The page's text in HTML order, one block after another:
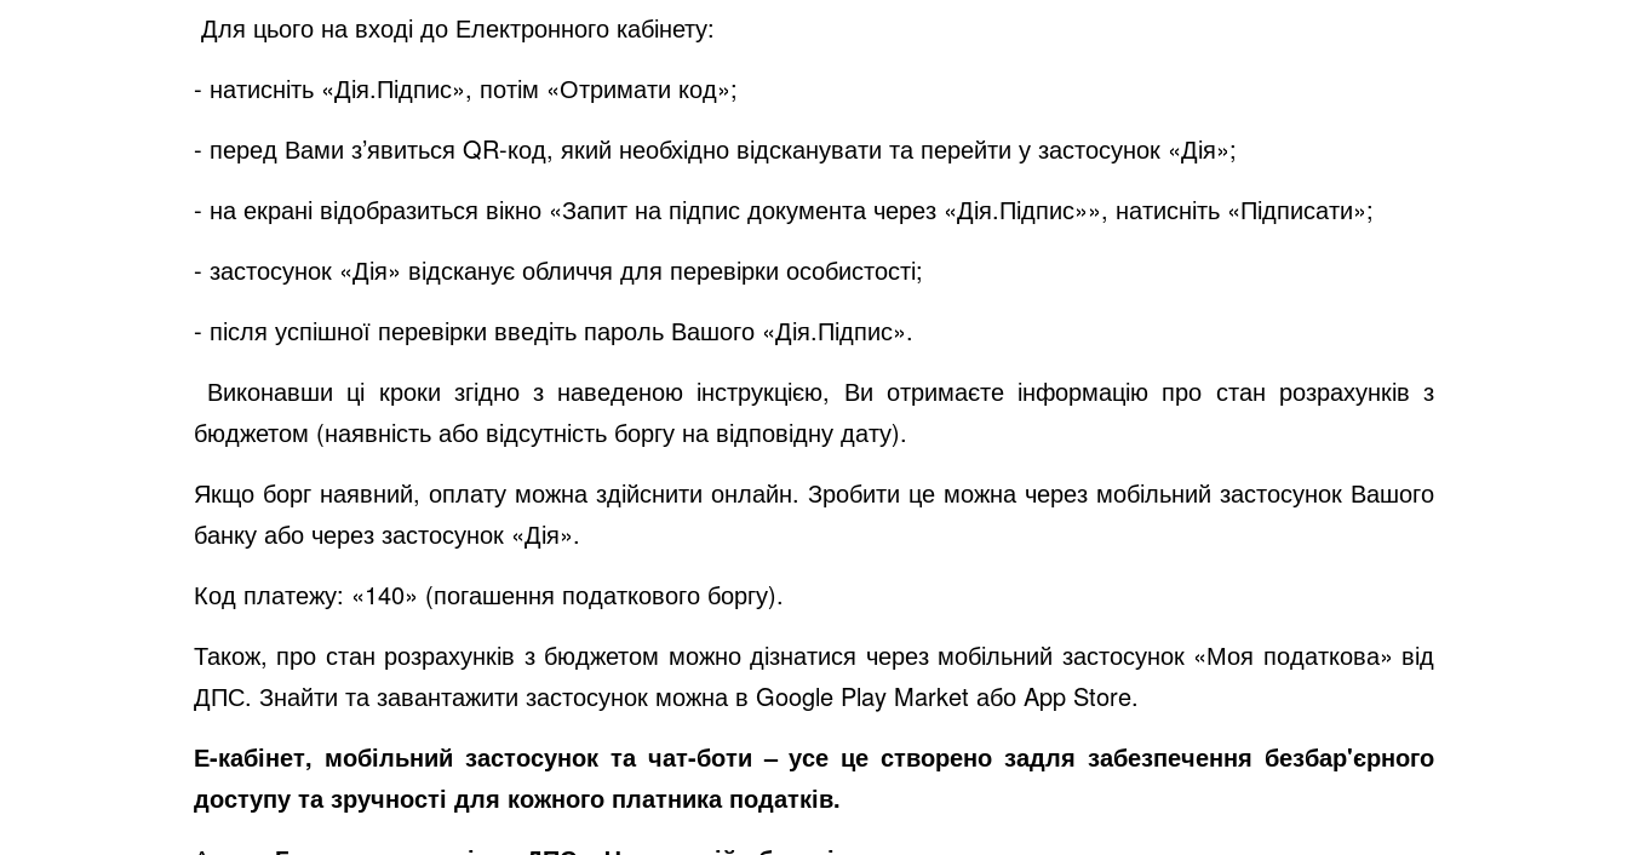
Для цього на вході до Електронного кабінету:
- натисніть «Дія.Підпис», потім «Отримати код»;
- перед Вами з’явиться QR-код, який необхідно відсканувати та перейти у застосунок «Дія»;
- на екрані відобразиться вікно «Запит на підпис документа через «Дія.Підпис»», натисніть «Підписати»;
- застосунок «Дія» відсканує обличчя для перевірки особистості;
- після успішної перевірки введіть пароль Вашого «Дія.Підпис».
Виконавши ці кроки згідно з наведеною інструкцією, Ви отримаєте інформацію про стан розрахунків з
бюджетом (наявність або відсутність боргу на відповідну дату).
Якщо борг наявний, оплату можна здійснити онлайн. Зробити це можна через мобільний застосунок Вашого
банку або через застосунок «Дія».
Код платежу: «140» (погашення податкового боргу).
Також, про стан розрахунків з бюджетом можно дізнатися через мобільний застосунок «Моя податкова» від
ДПС. Знайти та завантажити застосунок можна в Google Play Market або App Store.
Е-кабінет, мобільний застосунок та чат-боти – усе це створено задля забезпечення безбар'єрного
доступу та зручності для кожного платника податків.